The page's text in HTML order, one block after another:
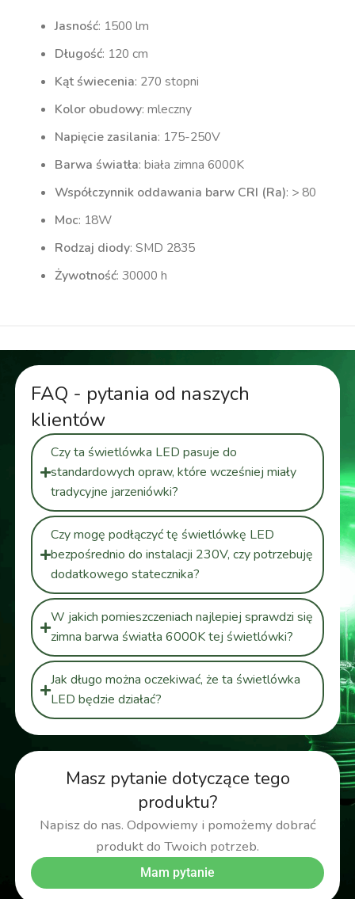
Jasność: 1500 lm
Długość: 120 cm
Kąt świecenia: 270 stopni
Kolor obudowy: mleczny
Napięcie zasilania: 175-250V
Barwa światła: biała zimna 6000K
Współczynnik oddawania barw CRI (Ra): > 80
Moc: 18W
Rodzaj diody: SMD 2835
Żywotność: 30000 h
Masz pytanie dotyczące tego
produktu?
Napisz do nas. Odpowiemy i pomożemy dobrać
produkt do Twoich potrzeb.
Mam pytanie
FAQ - pytania od naszych
klientów
Czy ta świetlówka LED pasuje do
standardowych opraw, które wcześniej miały
tradycyjne jarzeniówki?
Czy mogę podłączyć tę świetlówkę LED
bezpośrednio do instalacji 230V, czy potrzebuję
dodatkowego statecznika?
W jakich pomieszczeniach najlepiej sprawdzi się
zimna barwa światła 6000K tej świetlówki?
Jak długo można oczekiwać, że ta świetlówka
LED będzie działać?